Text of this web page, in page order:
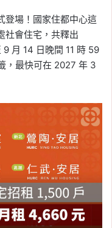
登場！國家住都中心這
社會住宅，共釋出
月 14 日晚間 11 時 59
，最快可在 2027 年 3